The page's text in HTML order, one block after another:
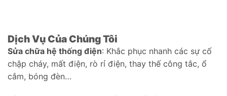
Dịch Vụ Của Chúng Tôi
Sửa chữa hệ thống điện: Khắc phục nhanh các sự cố
chập cháy, mất điện, rò rỉ điện, thay thế công tắc, ổ
cắm, bóng đèn…